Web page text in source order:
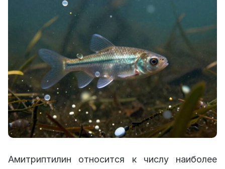
Амитриптилин относится к числу наиболее